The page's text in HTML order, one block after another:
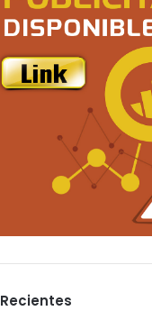
Recientes